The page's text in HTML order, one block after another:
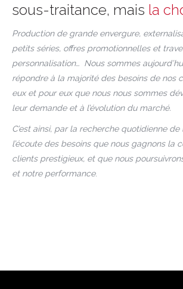
sous-traitance, mais la
Production de grande envergure,
petits séries, offres promotionnelles et
personnalisation… Nous sommes
répondre à la majorité des besoins de nos
eux et pour eux que nous nous sommes
leur demande et à l’évolution du marché.
C’est ainsi, par la recherche quotidienne de
l’écoute des besoins que nous gagnons la
clients prestigieux, et que nous
et notre performance.